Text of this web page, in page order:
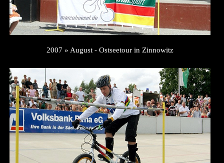
2007 » August - Ostseetour in Zinnowitz